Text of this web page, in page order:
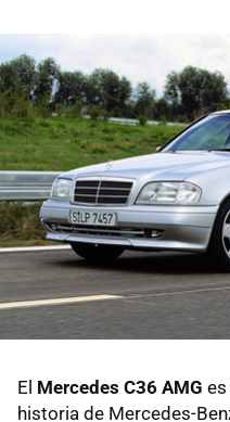
El Mercedes C36 AMG es
historia de Mercedes-